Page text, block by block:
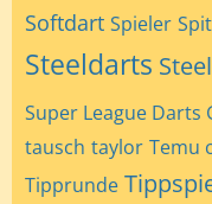
Softdart Spieler
Steeldarts
Super League Darts
tausch taylor Temu
Tipprunde